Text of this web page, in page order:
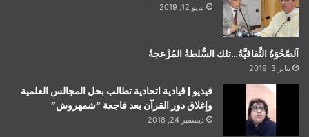
مايو 12, 2019
اَلصَّحْوَةُ الثَّقافيَّةُ…تلك السُّلطةُ المُزْعجةُ
يناير 3, 2019
فيديو | قيادية اتحادية تطالب بحل المجالس العلمية
وإغلاق دور القرآن بعد فاجعة “شمهروش”
ديسمبر 24, 2018